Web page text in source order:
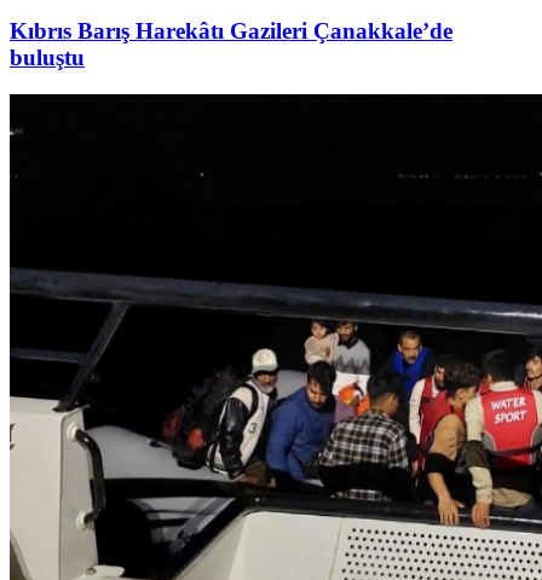
Kıbrıs Barış Harekâtı Gazileri Çanakkale’de
buluştu